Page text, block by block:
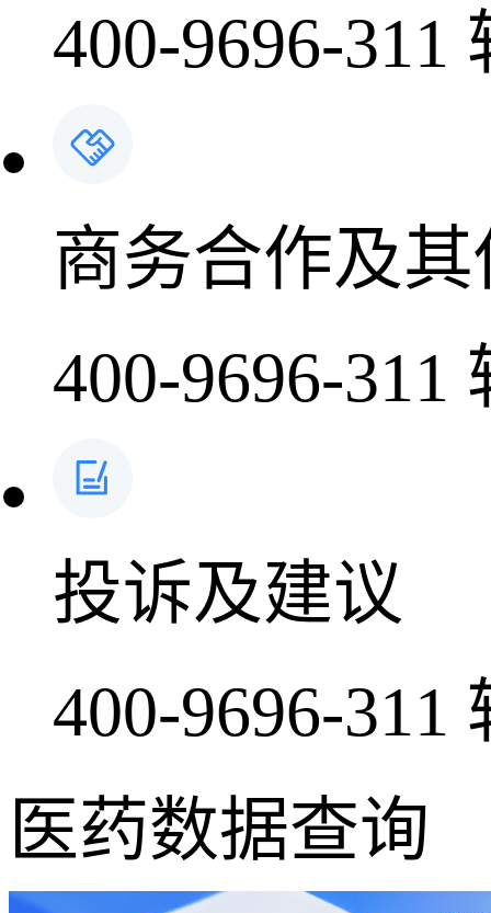
400-9696-311
商务合作及
400-9696-311
投诉及建议
400-9696-311
医药数据查询